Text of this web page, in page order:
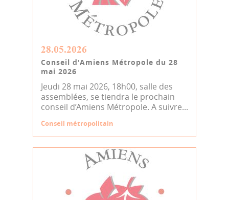
28.05.2026
Conseil d'Amiens Métropole du 28
mai 2026
Jeudi 28 mai 2026, 18h00, salle des
assemblées, se tiendra le prochain
conseil d’Amiens Métropole. A suivre...
Conseil métropolitain